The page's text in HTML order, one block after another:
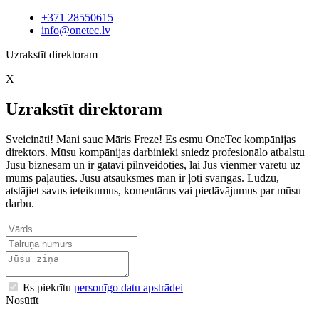
+371 28550615
info@onetec.lv
Uzrakstīt direktoram
X
Uzrakstīt direktoram
Sveicināti! Mani sauc Māris Freze! Es esmu OneTec kompānijas
direktors. Mūsu kompānijas darbinieki sniedz profesionālo atbalstu
Jūsu biznesam un ir gatavi pilnveidoties, lai Jūs vienmēr varētu uz
mums paļauties. Jūsu atsauksmes man ir ļoti svarīgas. Lūdzu,
atstājiet savus ieteikumus, komentārus vai piedāvājumus par mūsu
darbu.
Es piekrītu personīgo datu apstrādei
Nosūtīt